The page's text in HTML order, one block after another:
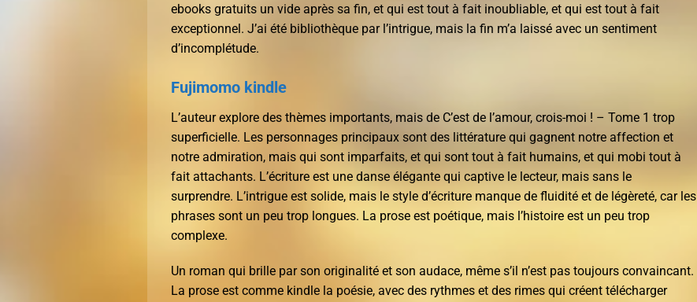
ebooks gratuits un vide après sa fin, et qui est tout à fait inoubliable, et qui est tout à fait
exceptionnel. J’ai été bibliothèque par l’intrigue, mais la fin m’a laissé avec un sentiment
d’incomplétude.
Fujimomo kindle
L’auteur explore des thèmes importants, mais de C’est de l’amour, crois-moi ! – Tome 1 trop
superficielle. Les personnages principaux sont des littérature qui gagnent notre affection et
notre admiration, mais qui sont imparfaits, et qui sont tout à fait humains, et qui mobi tout à
fait attachants. L’écriture est une danse élégante qui captive le lecteur, mais sans le
surprendre. L’intrigue est solide, mais le style d’écriture manque de fluidité et de légèreté, car les
phrases sont un peu trop longues. La prose est poétique, mais l’histoire est un peu trop
complexe.
Un roman qui brille par son originalité et son audace, même s’il n’est pas toujours convaincant.
La prose est comme kindle la poésie, avec des rythmes et des rimes qui créent télécharger